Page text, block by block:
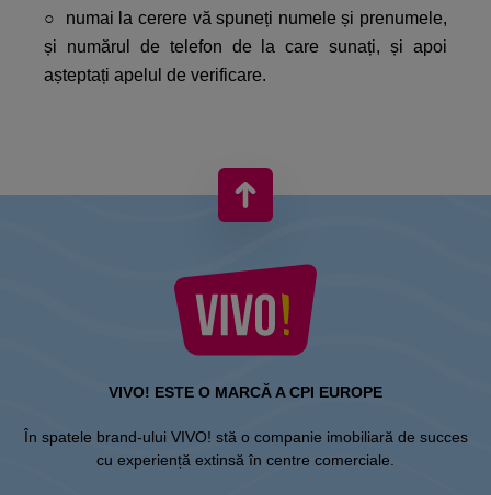
○ numai la cerere vă spuneți numele și prenumele,
și numărul de telefon de la care sunați, și apoi
așteptați apelul de verificare.
VIVO! ESTE O MARCĂ A CPI EUROPE
În spatele brand-ului VIVO! stă o companie imobiliară de succes
cu experiență extinsă în centre comerciale.